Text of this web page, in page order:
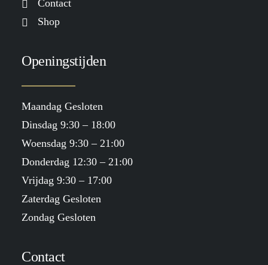
Contact
Shop
Openingstijden
Maandag Gesloten
Dinsdag 9:30 – 18:00
Woensdag 9:30 – 21:00
Donderdag 12:30 – 21:00
Vrijdag 9:30 – 17:00
Zaterdag Gesloten
Zondag Gesloten
Contact